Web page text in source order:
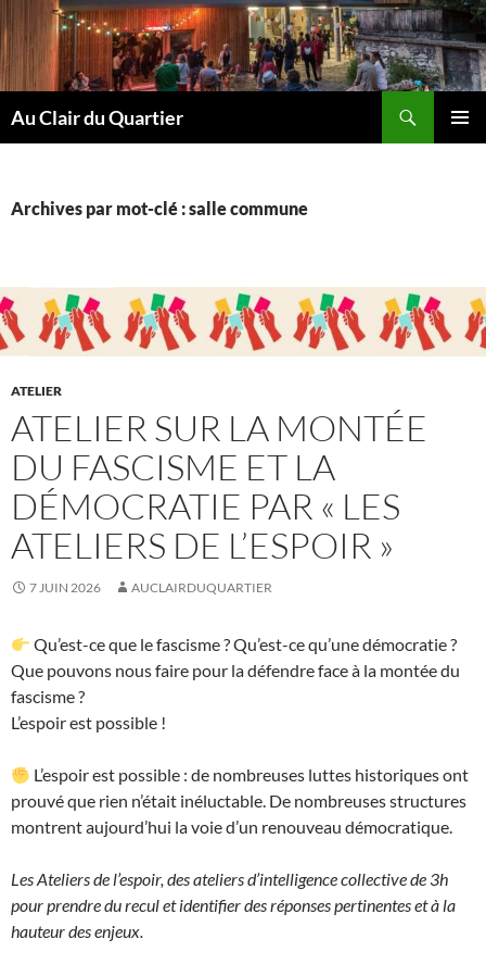
au
contenu
Au Clair du Quartier
Archives par mot-clé : salle commune
ATELIER
ATELIER SUR LA MONTÉE
DU FASCISME ET LA
DÉMOCRATIE PAR « LES
ATELIERS DE L’ESPOIR »
7 JUIN 2026 AUCLAIRDUQUARTIER
Qu’est-ce que le fascisme ? Qu’est-ce qu’une démocratie ?
Que pouvons nous faire pour la défendre face à la montée du
fascisme ?
L’espoir est possible !
L’espoir est possible : de nombreuses luttes historiques ont
prouvé que rien n’était inéluctable. De nombreuses structures
montrent aujourd’hui la voie d’un renouveau démocratique.
Les Ateliers de l’espoir, des ateliers d’intelligence collective de 3h
pour prendre du recul et identifier des réponses pertinentes et à la
hauteur des enjeux.